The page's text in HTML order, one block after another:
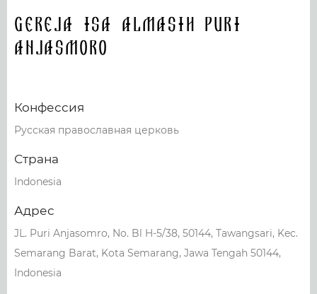
Gereja Isa Almasih Puri
Anjasmoro
Конфессия
Русская православная церковь
Страна
Indonesia
Адрес
JL. Puri Anjasomro, No. Bl H-5/38, 50144, Tawangsari, Kec.
Semarang Barat, Kota Semarang, Jawa Tengah 50144,
Indonesia